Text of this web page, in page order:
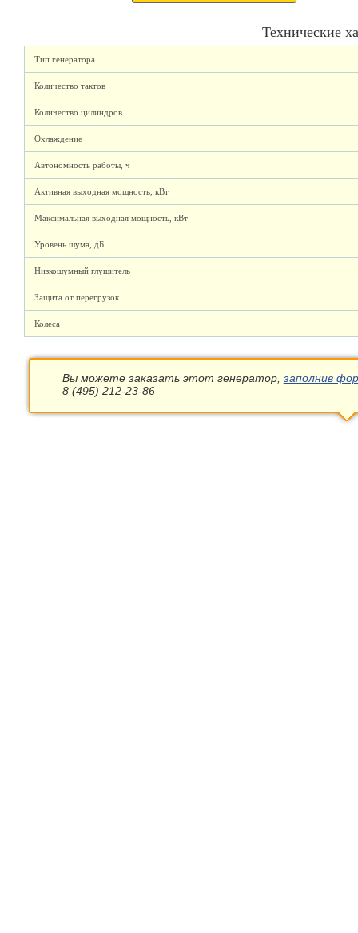
Технические
Тип генератора
Количество тактов
Количество цилиндров
Охлаждение
Автономность работы, ч
Активная выходная мощность, кВт
Максимальная выходная мощность, кВт
Уровень шума, дБ
Низкошумный глушитель
Защита от перегрузок
Колеса
Вы можете заказать этот генератор, заполнив
8 (495) 212-23-86